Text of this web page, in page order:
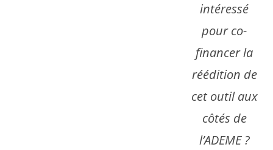
intéressé
pour co-
financer la
réédition de
cet outil aux
côtés de
l’ADEME ?